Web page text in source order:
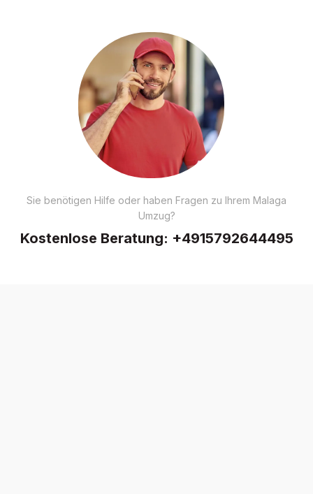
Sie benötigen Hilfe oder haben Fragen zu Ihrem Malaga
Umzug?
Kostenlose Beratung: +4915792644495